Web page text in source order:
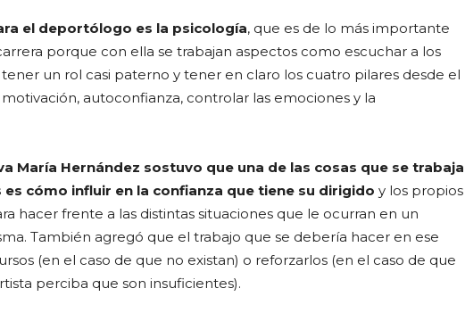
el deportólogo es la psicología, que es de lo más importante
porque con ella se trabajan aspectos como escuchar a los
tener un rol casi paterno y tener en claro los cuatro pilares desde el
autoconfianza, controlar las emociones y la
María Hernández sostuvo que una de las cosas que se trabaja
cómo influir en la confianza que tiene su dirigido y los propios
hacer frente a las distintas situaciones que le ocurran en un
También agregó que el trabajo que se debería hacer en ese
(en el caso de que no existan) o reforzarlos (en el caso de que
perciba que son insuficientes).